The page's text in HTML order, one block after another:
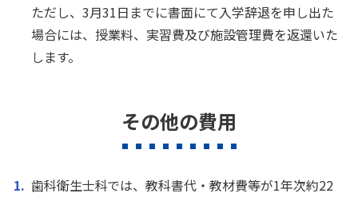
ただし、3月31日までに書面にて入学辞退を申し出た
場合には、授業料、実習費及び施設管理費を返還いた
します。
その他の費用
歯科衛生士科では、教科書代・教材費等が1年次約22